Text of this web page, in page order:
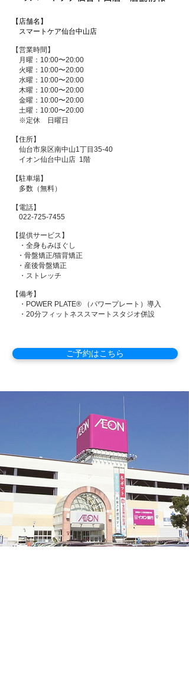
【店舗名】
スマートケア仙台中山店
【営業時間】
月曜：10:00〜20:00
火曜：10:00〜20:00
水曜：10:00〜20:00
木曜：10:00〜20:00
金曜：10:00〜20:00
土曜：10:00〜20:00
※定休 日曜日
【住所】
仙台市泉区南中山1丁目35-40
イオン仙台中山店 1階
【駐車場】
多数（無料）
【電話】
022-725-7455
​【提供サービス】
・全身もみほぐし
・骨盤矯正/​猫背矯正
・産後骨盤矯正
・ストレッチ
【備考】
・ POWER PLATE® （パワープレート） 導入
・20分フィットネススマートスタジオ併設
ご予約はこちら